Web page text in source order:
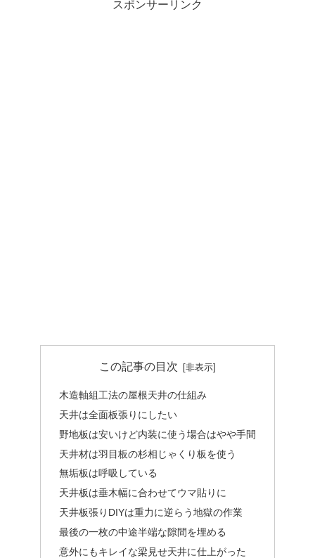
スポンサーリンク
この記事の目次
木造軸組工法の屋根天井の仕組み
天井は全面板張りにしたい
野地板は安いけど内装に使う場合はやや手間
天井材は羽目板の杉相じゃくり板を使う
無垢板は呼吸している
天井板は垂木幅に合わせてウマ貼りに
天井板張りDIYは重力に逆らう地獄の作業
最後の一枚の中途半端な隙間を埋める
意外にもキレイな梁見せ天井に仕上がった